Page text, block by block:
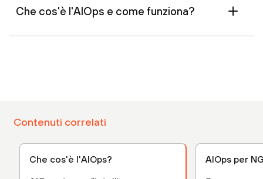
Che cos'è l'AIOps e come funziona?
Contenuti correlati
Che cos'è l'AIOps? AIOps per